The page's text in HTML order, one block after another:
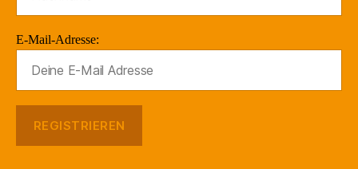
E-Mail-Adresse: